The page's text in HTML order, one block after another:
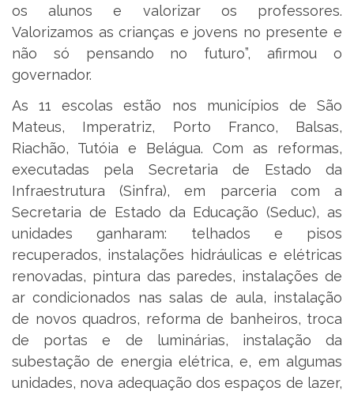
os alunos e valorizar os professores.
Valorizamos as crianças e jovens no presente e
não só pensando no futuro”, afirmou o
governador.
As 11 escolas estão nos municípios de São
Mateus, Imperatriz, Porto Franco, Balsas,
Riachão, Tutóia e Belágua. Com as reformas,
executadas pela Secretaria de Estado da
Infraestrutura (Sinfra), em parceria com a
Secretaria de Estado da Educação (Seduc), as
unidades ganharam: telhados e pisos
recuperados, instalações hidráulicas e elétricas
renovadas, pintura das paredes, instalações de
ar condicionados nas salas de aula, instalação
de novos quadros, reforma de banheiros, troca
de portas e de luminárias, instalação da
subestação de energia elétrica, e, em algumas
unidades, nova adequação dos espaços de lazer,